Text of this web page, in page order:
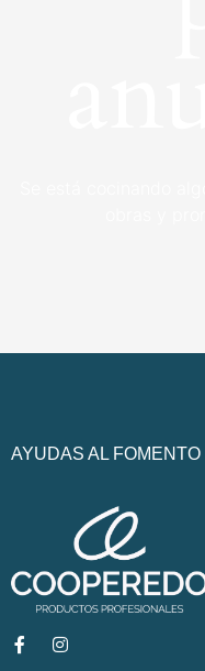
AYUDAS AL